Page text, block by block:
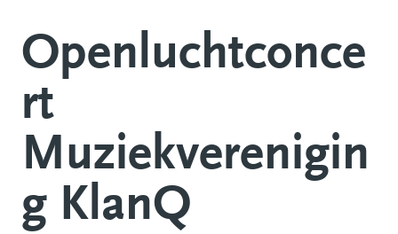
Openluchtconce
rt
Muziekverenigin
g KlanQ